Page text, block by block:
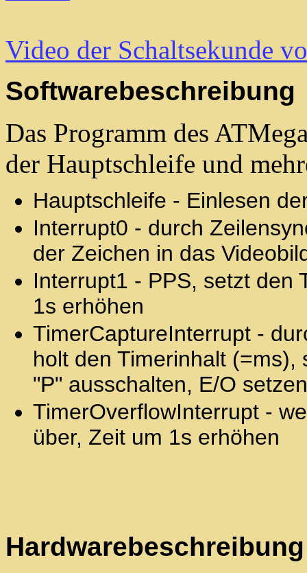
Video der Schaltsekunde
Softwarebeschreibung
Das Programm des
der Hauptschleife und
Hauptschleife - Einlesen
Interrupt0 - durch
der Zeichen in das
Interrupt1 - PPS, setzt
1s erhöhen
TimerCaptureInterrupt -
holt den Timerinhalt
"P" ausschalten, E/O setzen
TimerOverflowInterrupt -
über, Zeit um 1s erhöhen
Hardwarebeschreibung